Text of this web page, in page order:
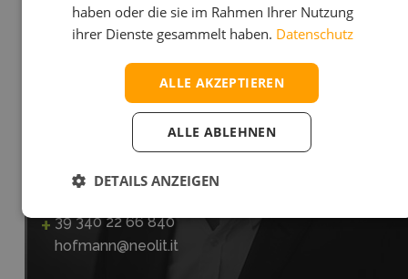
39 340 22 66 840
hofmann@neolit.it
haben oder die sie im Rahmen Ihrer Nutzung
ihrer Dienste gesammelt haben. Datenschutz
ALLE AKZEPTIEREN
ALLE ABLEHNEN
DETAILS ANZEIGEN